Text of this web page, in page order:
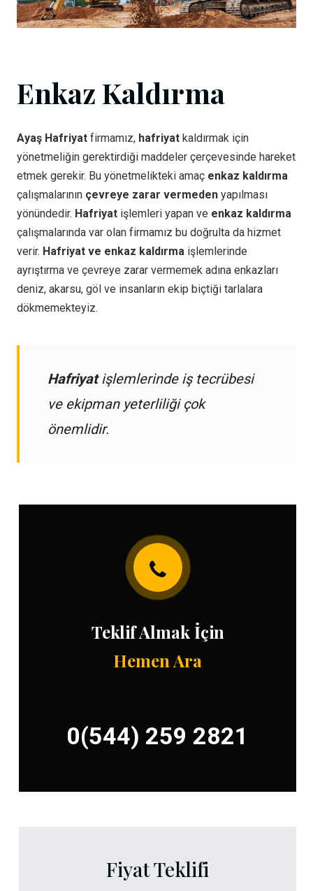
Enkaz Kaldırma
Ayaş Hafriyat firmamız, hafriyat kaldırmak için
yönetmeliğin gerektirdiği maddeler çerçevesinde hareket
etmek gerekir. Bu yönetmelikteki amaç enkaz kaldırma
çalışmalarının çevreye zarar vermeden yapılması
yönündedir. Hafriyat işlemleri yapan ve enkaz kaldırma
çalışmalarında var olan firmamız bu doğrulta da hizmet
verir. Hafriyat ve enkaz kaldırma işlemlerinde
ayrıştırma ve çevreye zarar vermemek adına enkazları
deniz, akarsu, göl ve insanların ekip biçtiği tarlalara
dökmemekteyiz.
Hafriyatişlemlerinde iş tecrübesi
ve ekipman yeterliliği çok
önemlidir.
Teklif Almak İçin
Hemen Ara
0(544) 259 2821
Fiyat Teklifi